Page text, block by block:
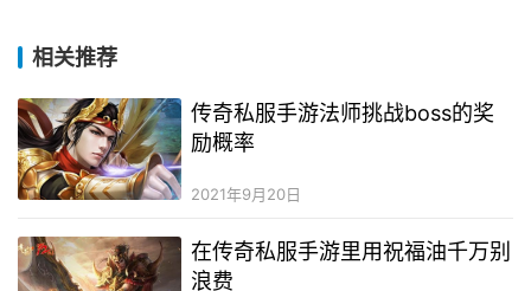
相关推荐
传奇私服手游法师挑战boss的奖
励概率
2021年9月20日
在传奇私服手游里用祝福油千万别
浪费